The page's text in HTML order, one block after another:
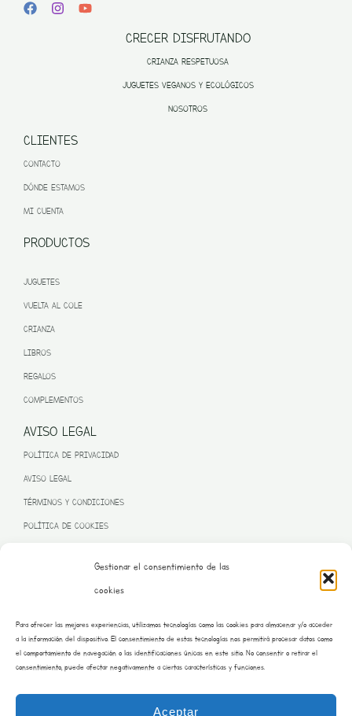
Gestionar el consentimiento de las
cookies
Para ofrecer las mejores experiencias, utilizamos tecnologías como las cookies para almacenar y/o acceder
a la información del dispositivo. El consentimiento de estas tecnologías nos permitirá procesar datos como
el comportamiento de navegación o las identificaciones únicas en este sitio. No consentir o retirar el
consentimiento, puede afectar negativamente a ciertas características y funciones.
Aceptar
CRECER DISFRUTANDO
CRIANZA RESPETUOSA
JUGUETES VEGANOS Y ECOLÓGICOS
NOSOTROS
CLIENTES
CONTACTO
DÓNDE ESTAMOS
MI CUENTA
PRODUCTOS
JUGUETES
VUELTA AL COLE
CRIANZA
LIBROS
REGALOS
COMPLEMENTOS
AVISO LEGAL
POLÍTICA DE PRIVACIDAD
AVISO LEGAL
TÉRMINOS Y CONDICIONES
POLÍTICA DE COOKIES
– NEXT GENERATION EU